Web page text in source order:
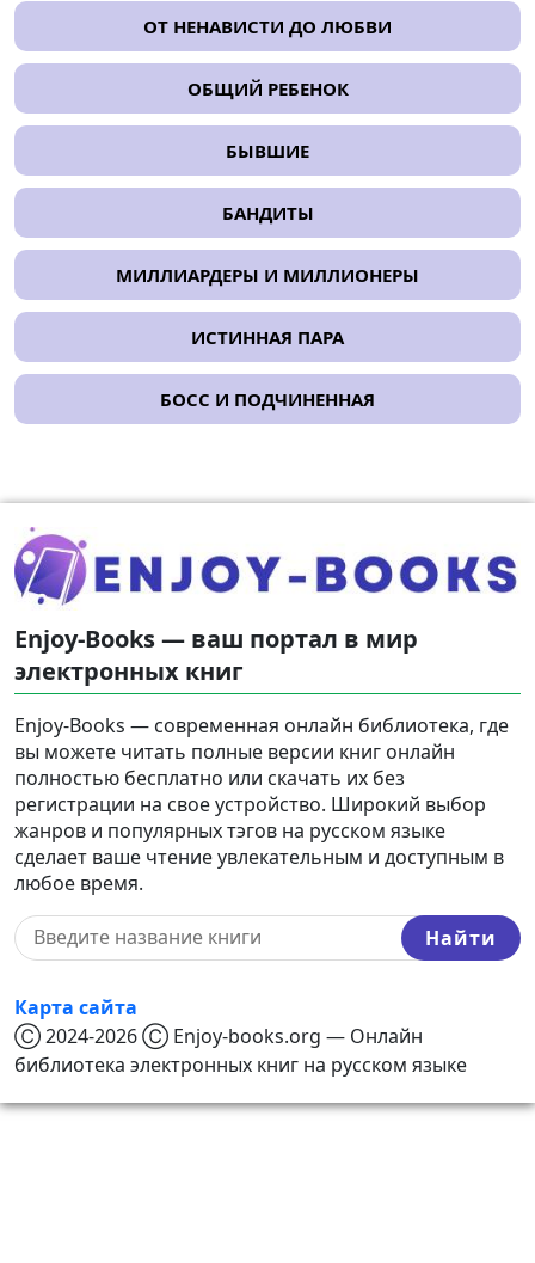
ОТ НЕНАВИСТИ ДО ЛЮБВИ
ОБЩИЙ РЕБЕНОК
БЫВШИЕ
БАНДИТЫ
МИЛЛИАРДЕРЫ И МИЛЛИОНЕРЫ
ИСТИННАЯ ПАРА
БОСС И ПОДЧИНЕННАЯ
Enjoy-Books — ваш портал в мир
электронных книг
Enjoy-Books — современная онлайн библиотека, где
вы можете читать полные версии книг онлайн
полностью бесплатно или скачать их без
регистрации на свое устройство. Широкий выбор
жанров и популярных тэгов на русском языке
сделает ваше чтение увлекательным и доступным в
любое время.
Найти
Карта сайта
Ⓒ 2024-2026 Ⓒ Enjoy-books.org — Онлайн
библиотека электронных книг на русском языке